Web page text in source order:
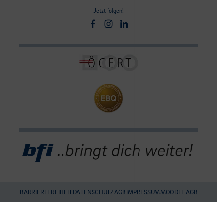
Jetzt folgen!
Facebook
Instagram
Linkedin
BARRIEREFREIHEIT DATENSCHUTZAGB IMPRESSUMMOODLE AGB